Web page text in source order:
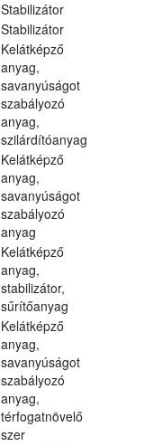
Stabilizátor
Stabilizátor
Kelátképző
anyag,
savanyúságot
szabályozó
anyag,
szilárdítóanyag
Kelátképző
anyag,
savanyúságot
szabályozó
anyag
Kelátképző
anyag,
stabilizátor,
sűrítőanyag
Kelátképző
anyag,
savanyúságot
szabályozó
anyag,
térfogatnövelő
szer